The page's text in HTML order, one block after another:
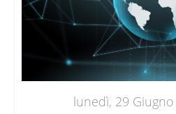
lunedì, 29